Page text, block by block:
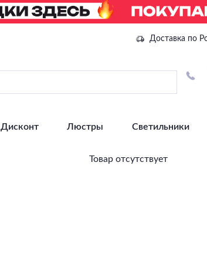
Доставка по
Дисконт Люстры Светильники
Товар отсутствует